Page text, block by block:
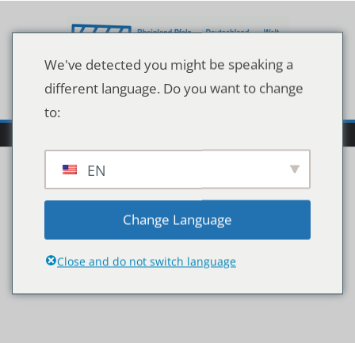
Inhalt
122375907
We've detected you might be speaking a
different language. Do you want to change
to:
EN
Change Language
Close and do not switch language